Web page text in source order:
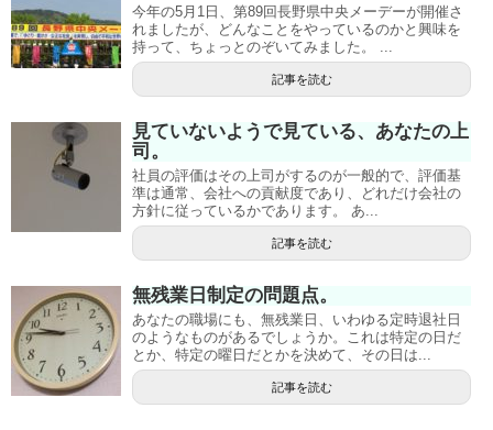
今年の5月1日、第89回長野県中央メーデーが開催さ
れましたが、どんなことをやっているのかと興味を
持って、ちょっとのぞいてみました。 ...
記事を読む
見ていないようで見ている、あなたの上
司。
社員の評価はその上司がするのが一般的で、評価基
準は通常、会社への貢献度であり、どれだけ会社の
方針に従っているかであります。 あ...
記事を読む
無残業日制定の問題点。
あなたの職場にも、無残業日、いわゆる定時退社日
のようなものがあるでしょうか。これは特定の日だ
とか、特定の曜日だとかを決めて、その日は...
記事を読む